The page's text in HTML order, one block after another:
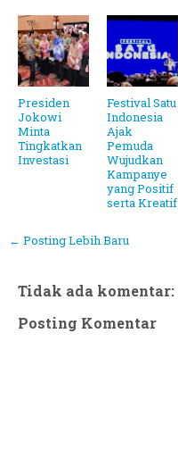
Presiden
Jokowi
Minta
Tingkatkan
Investasi
Festival Satu
Indonesia
Ajak
Pemuda
Wujudkan
Kampanye
yang Positif
serta Kreatif
← Posting Lebih Baru
Tidak ada komentar:
Posting Komentar